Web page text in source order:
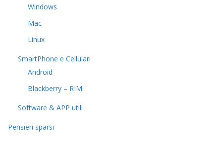
Windows
Mac
Linux
SmartPhone e Cellulari
Android
Blackberry – RIM
Software & APP utili
Pensieri sparsi